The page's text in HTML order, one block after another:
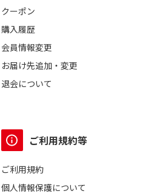
クーポン
購入履歴
会員情報変更
お届け先追加・変更
退会について
ご利用規約等
ご利用規約
個人情報保護について